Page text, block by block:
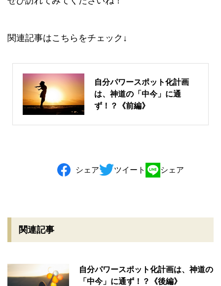
関連記事はこちらをチェック↓
自分パワースポット化計画
は、神道の「中今」に通
ず！？《前編》
シェア ツイート シェア
関連記事
自分パワースポット化計画は、神道の
「中今」に通ず！？《後編》